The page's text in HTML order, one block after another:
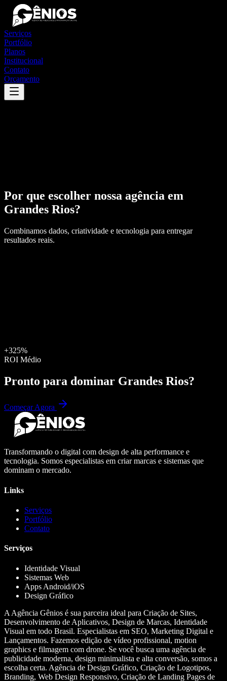
Serviços
Portfólio
Planos
Institucional
Contato
Orçamento
Por que escolher nossa agência em
Grandes Rios?
Combinamos dados, criatividade e tecnologia para entregar
resultados reais.
+325%
ROI Médio
Pronto para dominar Grandes Rios?
Começar Agora
Transformando o digital com design de alta performance e
tecnologia. Somos especialistas em criar marcas e sistemas que
dominam o mercado.
Links
Serviços
Portfólio
Contato
Serviços
Identidade Visual
Sistemas Web
Apps Android/iOS
Design Gráfico
A Agência Gênios é sua parceira ideal para Criação de Sites,
Desenvolvimento de Aplicativos, Design de Marcas, Identidade
Visual em todo Brasil. Especialistas em SEO, Marketing Digital e
Lançamentos. Fazemos edição de vídeo profissional, motion
graphics e filmagem com drone. Se você busca uma agência de
publicidade moderna, design minimalista e alta conversão, somos a
escolha certa. Agência de Design Gráfico, Criação de Logotipos,
Branding, Web Design Responsivo, Criação de Landing Pages de